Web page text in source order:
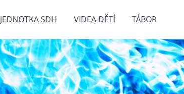
JEDNOTKA SDH VIDEA DĚTÍ TÁBOR